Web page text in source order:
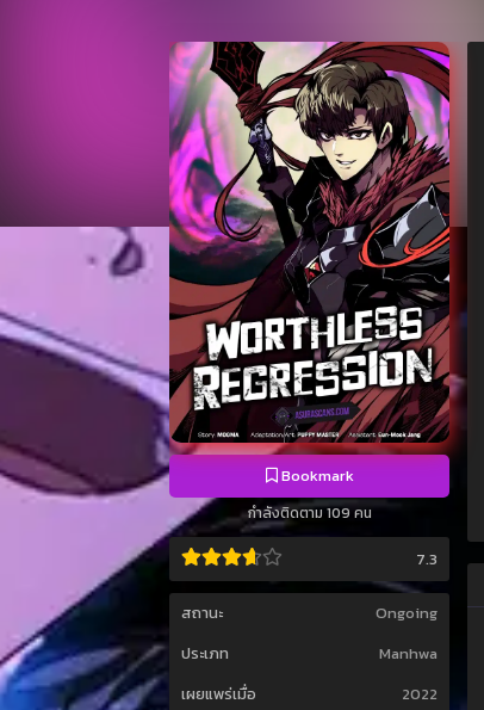
Bookmark
กำลังติดตาม 109 คน
7.3
สถานะ
Ongoing
ประเภท
Manhwa
เผยแพร่เมื่อ
2022